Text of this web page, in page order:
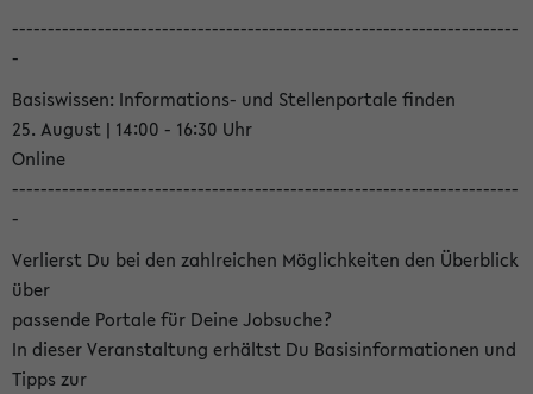
-----------------------------------------------------------------------
-
Basiswissen: Informations- und Stellenportale finden
25. August | 14:00 - 16:30 Uhr
Online
-----------------------------------------------------------------------
-
Verlierst Du bei den zahlreichen Möglichkeiten den Überblick
über
passende Portale für Deine Jobsuche?
In dieser Veranstaltung erhältst Du Basisinformationen und
Tipps zur